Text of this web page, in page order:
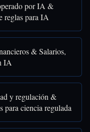
por IA &
reglas para IA
& Salarios,
IA
y regulación &
para ciencia regulada